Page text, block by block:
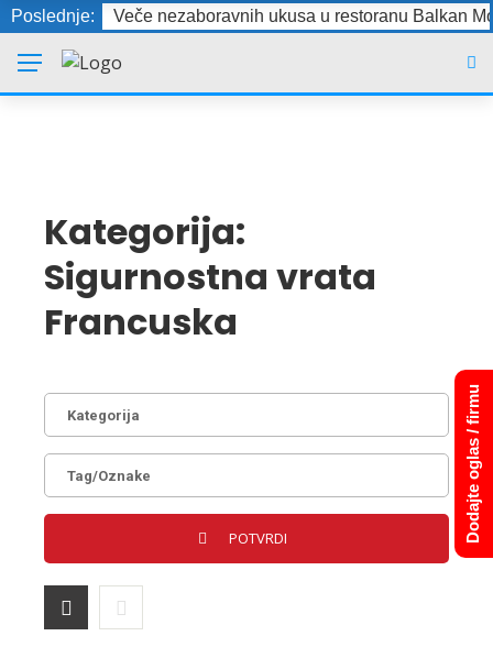
Poslednje: Veče nezaboravnih ukusa u restoranu Balkan
Kategorija:
Sigurnostna vrata
Francuska
Dodajte oglas / firmu